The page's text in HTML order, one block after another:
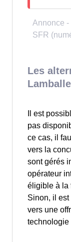
Les
Il est
pas
ce cas, il
vers la
sont gérés
opérateur
éligible à la
Sinon, il
vers une
technologie